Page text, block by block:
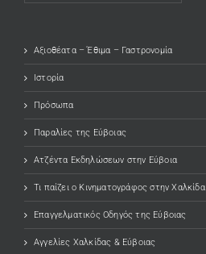
Αξιοθέατα – Έθιμα – Γαστρονομία
Ιστορία
Πρόσωπα
Παραλίες της Εύβοιας
Ατζέντα Εκδηλώσεων στην Εύβοια
Τι παίζει ο Κινηματογράφος στην Χαλκίδα
Επαγγελματικός Οδηγός της Εύβοιας
Αγγελίες Χαλκίδας & Εύβοιας